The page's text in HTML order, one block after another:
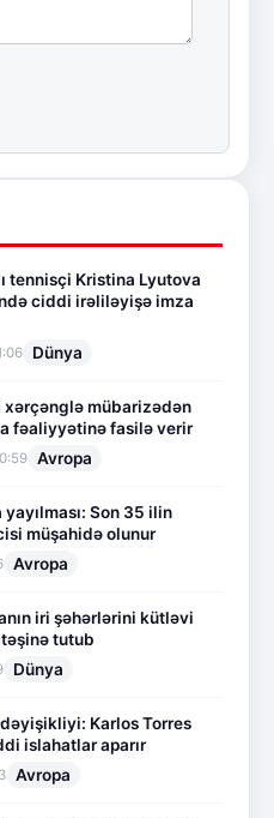
tennisçi Kristina Lyutova
ciddi irəliləyişə imza
Dünya
xərçənglə mübarizədən
fəaliyyətinə fasilə verir
Avropa
yayılması: Son 35 ilin
müşahidə olunur
Avropa
iri şəhərlərini kütləvi
tutub
Dünya
Karlos Torres
islahatlar aparır
Avropa